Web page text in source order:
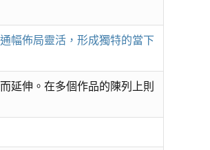
幅佈局靈活，形成獨特的當下
延伸。在多個作品的陳列上則